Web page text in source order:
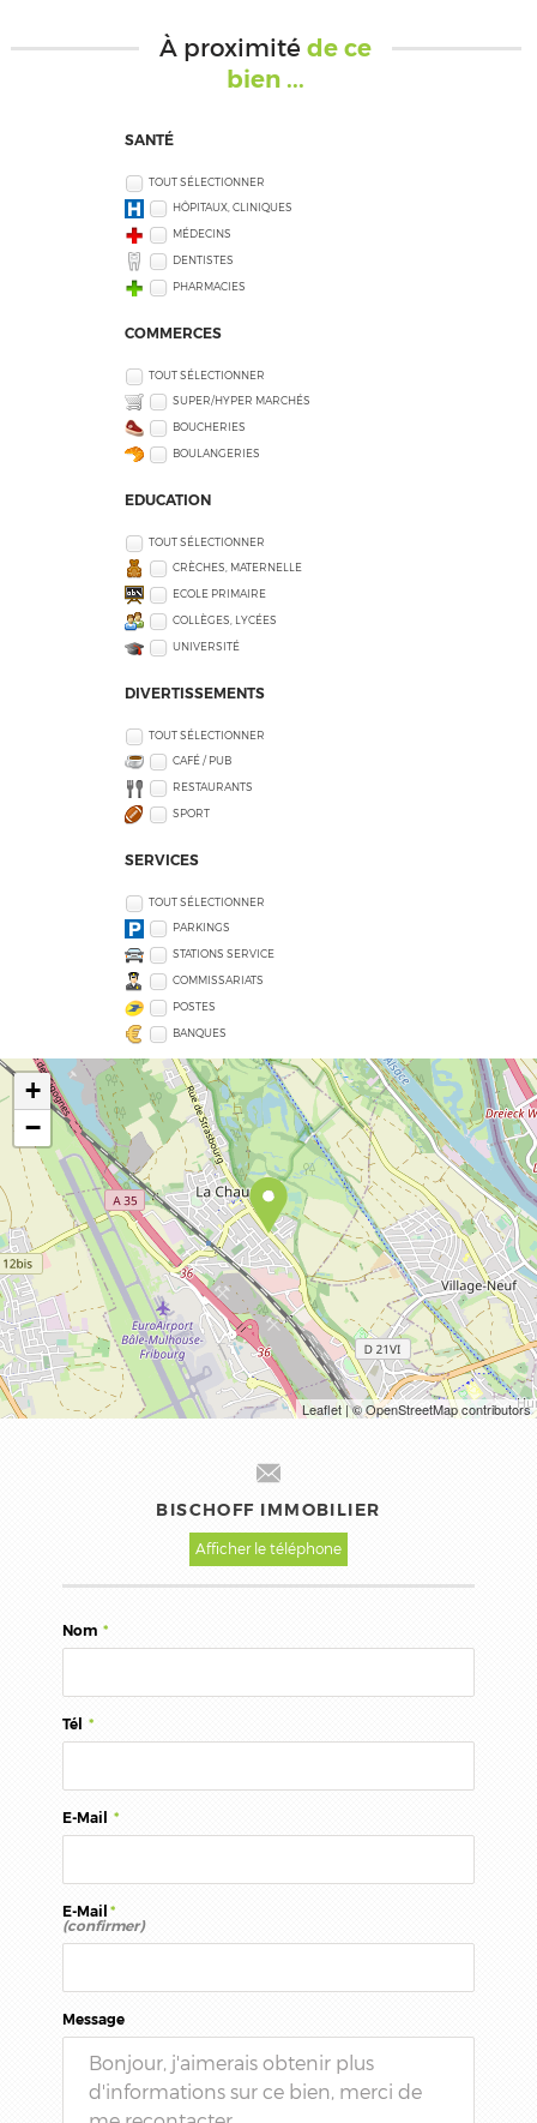
À proximitéde ce
bien ...
SANTÉ
TOUT SÉLECTIONNER
HÔPITAUX, CLINIQUES
MÉDECINS
DENTISTES
PHARMACIES
COMMERCES
TOUT SÉLECTIONNER
SUPER/HYPER MARCHÉS
BOUCHERIES
BOULANGERIES
EDUCATION
TOUT SÉLECTIONNER
CRÈCHES, MATERNELLE
ECOLE PRIMAIRE
COLLÈGES, LYCÉES
UNIVERSITÉ
DIVERTISSEMENTS
TOUT SÉLECTIONNER
CAFÉ / PUB
RESTAURANTS
SPORT
SERVICES
TOUT SÉLECTIONNER
PARKINGS
STATIONS SERVICE
COMMISSARIATS
POSTES
BANQUES
+
−
Leaflet | © OpenStreetMap contributors
BISCHOFF IMMOBILIER
Afficher le téléphone
Nom *
Tél *
E-Mail *
E-Mail *
(confirmer)
Message